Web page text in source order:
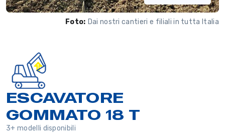
Foto: Dai nostri cantieri e filiali in tutta Italia
ESCAVATORE
GOMMATO 18 T
3+ modelli disponibili